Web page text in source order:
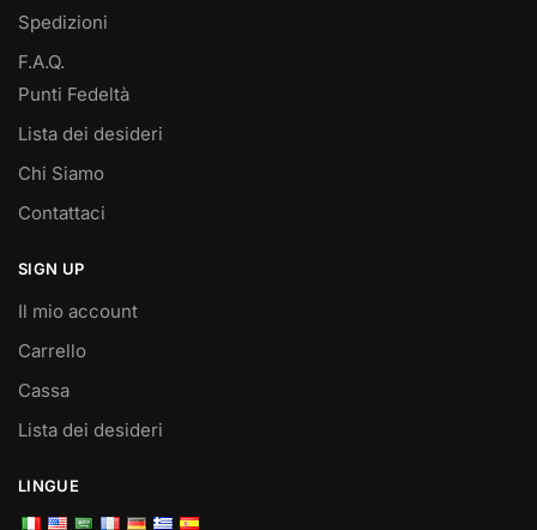
Spedizioni
F.A.Q.
Punti Fedeltà
Lista dei desideri
Chi Siamo
Contattaci
SIGN UP
Il mio account
Carrello
Cassa
Lista dei desideri
LINGUE